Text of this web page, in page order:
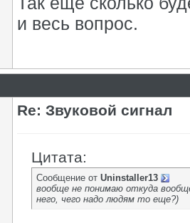
и весь вопрос.
Re: Звуковой сигнал
Цитата:
Сообщение от Uninstaller13
вообще не понимаю откуда
него, чего надо людям то еще?)